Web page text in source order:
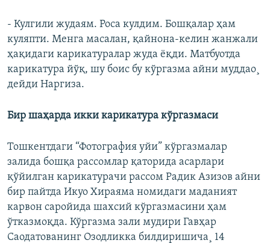
- Кулгили жудаям. Роса кулдим. Бошқалар ҳам
куляпти. Менга масалан, қайнона-келин жанжали
ҳақидаги карикатуралар жуда ëқди. Матбуотда
карикатура йўқ, шу боис бу кўргазма айни муддао¸
дейди Наргиза.
Бир шаҳарда икки карикатура кўргазмаси
Тошкентдаги “Фотография уйи” кўргазмалар
залида бошқа рассомлар қаторида асарлари
қўйилган карикатурачи рассом Радик Азизов айни
бир пайтда Икуо Хираяма номидаги маданият
карвон саройида шахсий кўргазмасини ҳам
ўтказмоқда. Кўргазма зали мудири Гавҳар
Саодатованинг Озодликка билдиришича¸ 14